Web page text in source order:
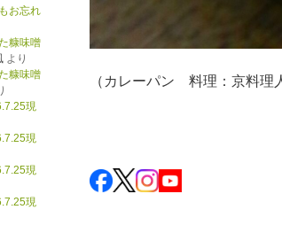
（カレーパン 料理：京料
お忘れ
糠味噌
より
糠味噌
現
現
現
現